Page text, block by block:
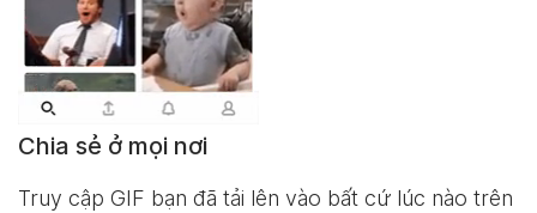
Chia sẻ ở mọi nơi
Truy cập GIF bạn đã tải lên vào bất cứ lúc nào trên